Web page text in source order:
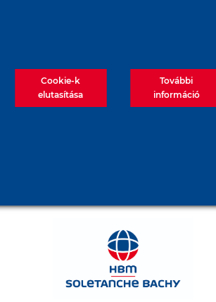
Cookie-k
elutasítása
További
információ